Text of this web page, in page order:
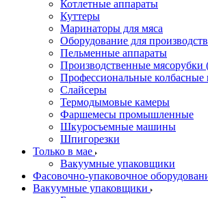
Котлетные аппараты
Куттеры
Маринаторы для мяса
Оборудование для
Пельменные аппараты
Производственные мясорубки
Профессиональные
Слайсеры
Термодымовые камеры
Фаршемесы промышленные
Шкуросъемные машины
Шпигорезки
Только в мае
Вакуумные упаковщики
Фасовочно-упаковочное
Вакуумные упаковщики